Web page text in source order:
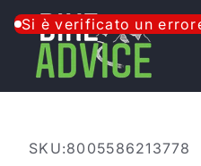
Salta al contenuto
SKU:8005586213778
Si è verificato un